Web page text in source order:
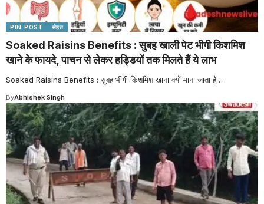
PIN POST सेहत
Soaked Raisins Benefits : सुबह खाली पेट भीगी किशमिश
खाने के फायदे, पाचन से लेकर हड्डियों तक मिलते हैं ये लाभ
Soaked Raisins Benefits : सुबह भीगी किशमिश खाना क्यों माना जाता है…
ByAbhishek Singh